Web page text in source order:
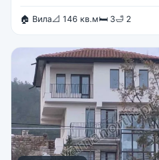
🏠 Вила📐 146 кв.м🛏 3🛁 2